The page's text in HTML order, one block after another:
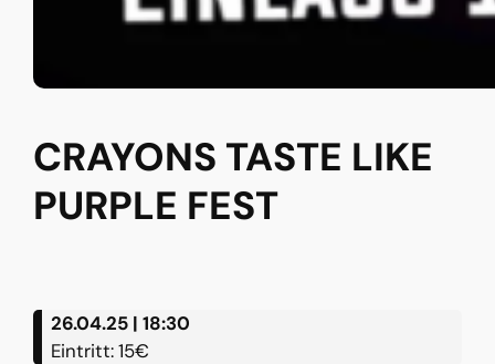
CRAYONS TASTE LIKE
PURPLE FEST
26.04.25 | 18:30
Eintritt: 15€